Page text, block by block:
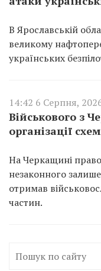
В Ярославській
великому
українських
14:42 6 Серпня,
Військового з
організації
На Черкащині
незаконного
отримав
частин.